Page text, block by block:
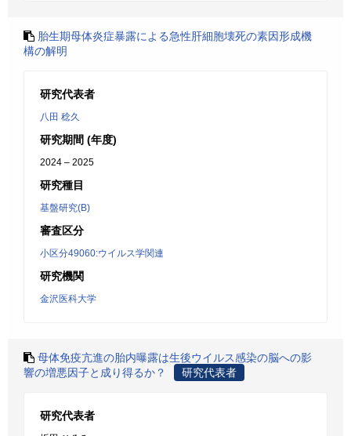
胎生期母体炎症暴露による急性肝細胞壊死の素因形成機
構の解明
研究代表者
八田 稔久
研究期間 (年度)
2024 – 2025
研究種目
基盤研究(B)
審査区分
小区分49060:ウイルス学関連
研究機関
金沢医科大学
母体免疫亢進の胎内曝露は生後ウイルス感染の脳への影
響の増悪因子と成り得るか？
研究代表者
研究代表者